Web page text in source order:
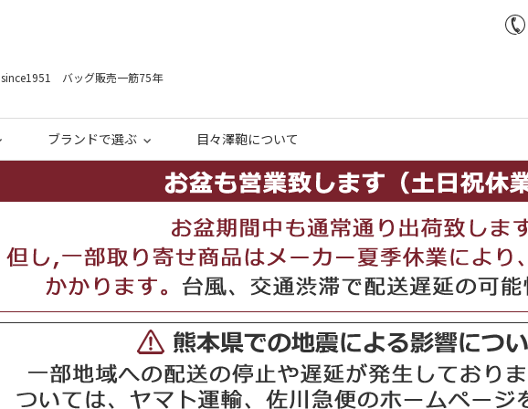
since1951 バッグ販売一筋75年
ブランドで選ぶ 目々澤鞄について